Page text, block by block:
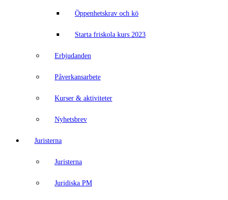
Öppenhetskrav och kö
Starta friskola kurs 2023
Erbjudanden
Påverkansarbete
Kurser & aktiviteter
Nyhetsbrev
Juristerna
Juristerna
Juridiska PM